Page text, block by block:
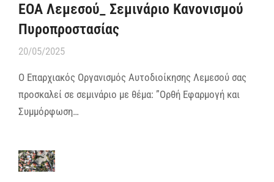
ΕΟΑ Λεμεσού_ Σεμινάριο Κανονισμού
Πυροπροστασίας
20/05/2025
Ο Επαρχιακός Οργανισμός Αυτοδιοίκησης Λεμεσού σας
προσκαλεί σε σεμινάριο με θέμα: ”Ορθή Εφαρμογή και
Συμμόρφωση…